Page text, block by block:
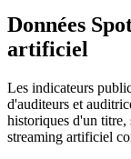
Données
artificiel
Les indicateurs
d'auditeurs et
historiques d'un titre,
streaming artificiel